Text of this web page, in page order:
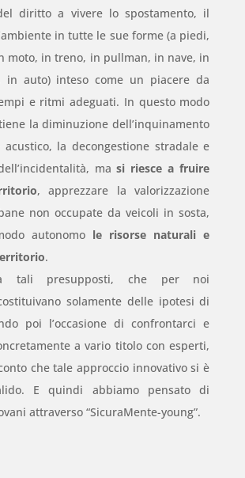
diritto a vivere lo spostamento, il
in tutte le sue forme (a piedi,
moto, in treno, in pullman, in nave, in
in auto) inteso come un piacere da
e ritmi adeguati. In questo modo
la diminuzione dell’inquinamento
acustico, la decongestione stradale e
masi riesce a fruire
, apprezzare la valorizzazione
non occupate da veicoli in sosta,
autonomo le risorse naturali e
.
tali presupposti, che per noi
solamente delle ipotesi di
poi l’occasione di confrontarci e
a vario titolo con esperti,
che tale approccio innovativo si è
E quindi abbiamo pensato di
attraverso “SicuraMente-young”.